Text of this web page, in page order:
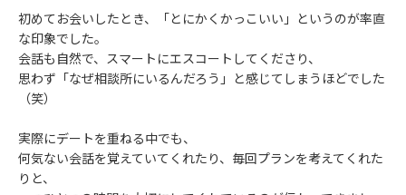
初めてお会いしたとき、「とにかくかっこいい」というのが率直
な印象でした。
会話も自然で、スマートにエスコートしてくださり、
思わず「なぜ相談所にいるんだろう」と感じてしまうほどでした
（笑）
実際にデートを重ねる中でも、
何気ない会話を覚えていてくれたり、毎回プランを考えてくれた
りと、